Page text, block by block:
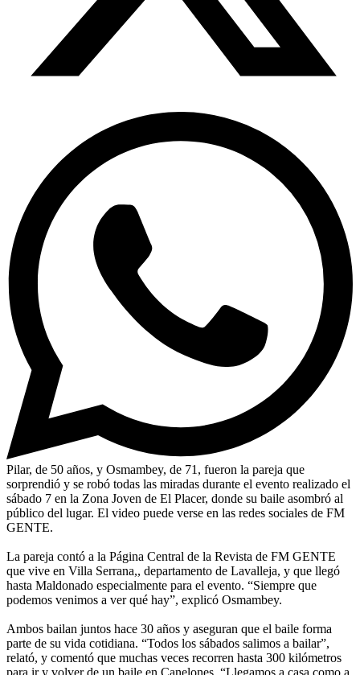
Pilar, de 50 años, y Osmambey, de 71, fueron la pareja que
sorprendió y se robó todas las miradas durante el evento realizado el
sábado 7 en la Zona Joven de El Placer, donde su baile asombró al
público del lugar. El video puede verse en las redes sociales de FM
GENTE.
La pareja contó a la Página Central de la Revista de FM GENTE
que vive en Villa Serrana,, departamento de Lavalleja, y que llegó
hasta Maldonado especialmente para el evento. “Siempre que
podemos venimos a ver qué hay”, explicó Osmambey.
Ambos bailan juntos hace 30 años y aseguran que el baile forma
parte de su vida cotidiana. “Todos los sábados salimos a bailar”,
relató, y comentó que muchas veces recorren hasta 300 kilómetros
para ir y volver de un baile en Canelones. “Llegamos a casa como a